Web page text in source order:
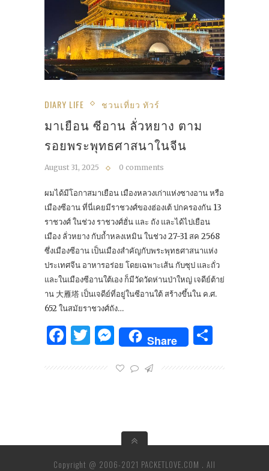
DIARY LIFE ชวนเที่ยว ทัวร์
มาเยือน ซีอาน ลั่วหยาง ตาม
รอยพระพุทธศาสนาในจีน
August 31, 2025 0 comments
ผมได้มีโอกาสมาเยือน เมืองหลวงเก่าแห่งซางอาน หรือ
เมืองซีอาน ที่นี่เคยมีราชวงศ์ของฮ่องเต้ ปกครองกัน 13
ราชวงศ์ ในช่วง ราชวงศ์ฮั่น และ ถัง และได้ไปเยือน
เมือง ลั่วหยาง กับถ้ำหลงเหมิน ในช่วง 27-31 สค 2568
ซึ่งเมืองซีอาน เป็นเมืองสำคัญกับพระพุทธศาสนาแห่ง
ประเทศจีน อาหารอร่อย โดยเฉพาะเส้น กับซุป และถั่ว
และในเมืองซีอานใต้เอง ก็มีวัดวัดห่านป่าใหญ่ เจดีย์ต้าย่
าน 大雁塔 เป็นเจดีย์ที่อยู่ในซีอานใต้ สร้างขึ้นใน ค.ศ.
652 ในสมัยราชวงศ์ถัง…
Facebook
Twitter
Messenger
Share
Copyright @ 2006-2021 PACKETLOVE.COM . All